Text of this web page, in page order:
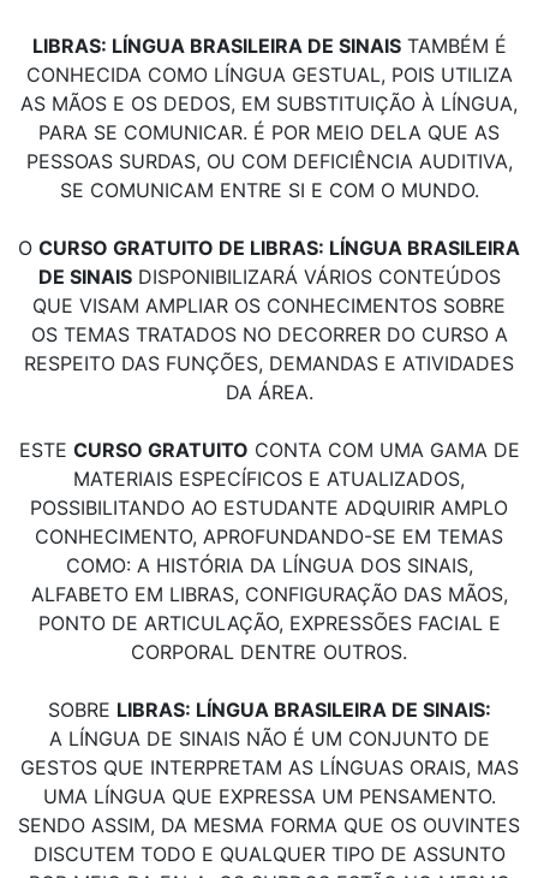
LIBRAS: LÍNGUA BRASILEIRA DE SINAISTAMBÉM É
CONHECIDA COMO LÍNGUA GESTUAL, POIS UTILIZA
AS MÃOS E OS DEDOS, EM SUBSTITUIÇÃO À LÍNGUA,
PARA SE COMUNICAR. É POR MEIO DELA QUE AS
PESSOAS SURDAS, OU COM DEFICIÊNCIA AUDITIVA,
SE COMUNICAM ENTRE SI E COM O MUNDO.
O CURSO GRATUITO DE LIBRAS: LÍNGUA BRASILEIRA
DE SINAISDISPONIBILIZARÁ VÁRIOS CONTEÚDOS
QUE VISAM AMPLIAR OS CONHECIMENTOS SOBRE
OS TEMAS TRATADOS NO DECORRER DO CURSO A
RESPEITO DAS FUNÇÕES, DEMANDAS E ATIVIDADES
DA ÁREA.
ESTE CURSO GRATUITO CONTA COM UMA GAMA DE
MATERIAIS ESPECÍFICOS E ATUALIZADOS,
POSSIBILITANDO AO ESTUDANTE ADQUIRIR AMPLO
CONHECIMENTO, APROFUNDANDO-SE EM TEMAS
COMO: A HISTÓRIA DA LÍNGUA DOS SINAIS,
ALFABETO EM LIBRAS, CONFIGURAÇÃO DAS MÃOS,
PONTO DE ARTICULAÇÃO, EXPRESSÕES FACIAL E
CORPORAL DENTRE OUTROS.
SOBRE LIBRAS: LÍNGUA BRASILEIRA DE SINAIS:
A LÍNGUA DE SINAIS NÃO É UM CONJUNTO DE
GESTOS QUE INTERPRETAM AS LÍNGUAS ORAIS, MAS
UMA LÍNGUA QUE EXPRESSA UM PENSAMENTO.
SENDO ASSIM, DA MESMA FORMA QUE OS OUVINTES
DISCUTEM TODO E QUALQUER TIPO DE ASSUNTO